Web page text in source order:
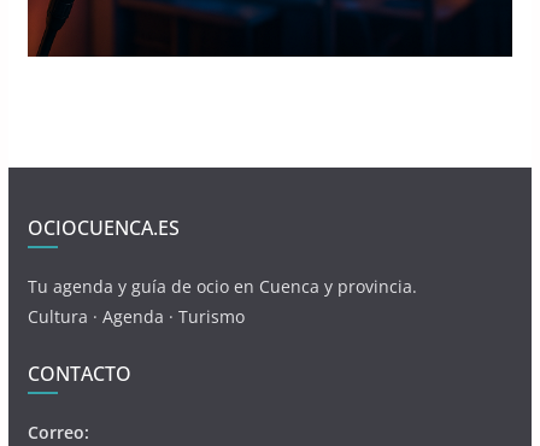
OCIOCUENCA.ES
Tu agenda y guía de ocio en Cuenca y provincia.
Cultura · Agenda · Turismo
CONTACTO
Correo: